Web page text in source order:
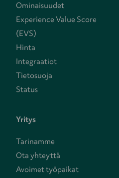
Ominaisuudet
Experience Value Score
(EVS)
Hinta
Integraatiot
Tietosuoja
Status
Yritys
Tarinamme
Ota yhteyttä
Avoimet työpaikat